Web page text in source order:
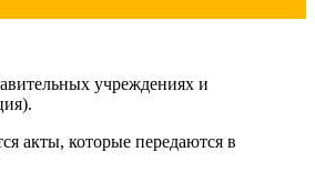
учреждениях и
акты, которые передаются в